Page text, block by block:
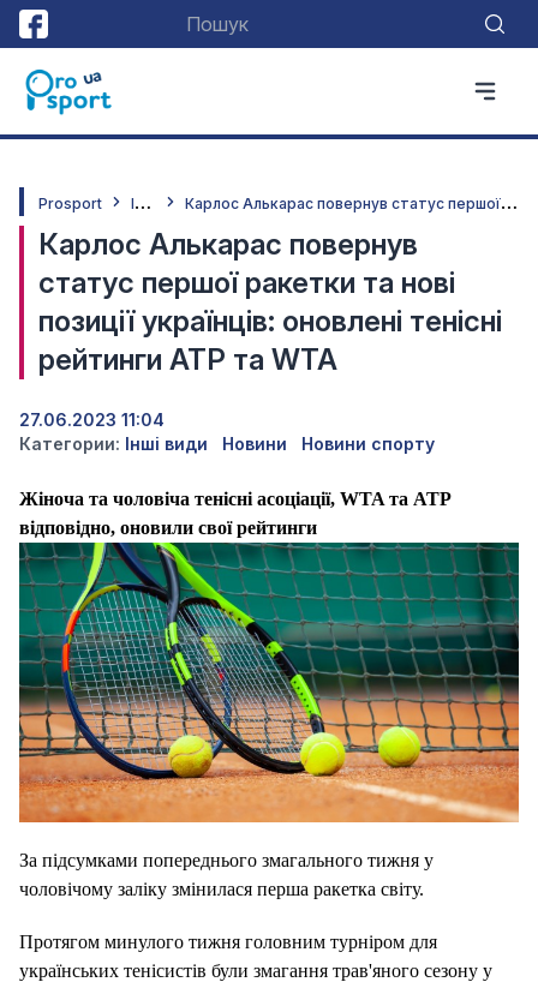
Prosport І
нші види К
арлос Алькарас повернув статус першої ракетки та нові позиції українців: оновлені тенісні рейтинги ATP та WTA
Карлос Алькарас повернув
статус першої ракетки та нові
позиції українців: оновлені тенісні
рейтинги ATP та WTA
27.06.2023 11:04
Категории: Інші види Новини Новини спорту
Жіноча та чоловіча тенісні асоціації, WTA та ATP
відповідно, оновили свої рейтинги
За підсумками попереднього змагального тижня у
чоловічому заліку змінилася перша ракетка світу.
Протягом минулого тижня головним турніром для
українських тенісистів були змагання трав'яного сезону у